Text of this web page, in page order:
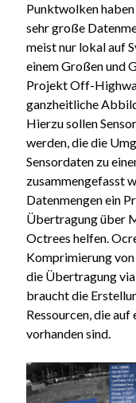
Punktwolken
sehr große
meist nur lokal auf
einem Großen und
Projekt Off-
ganzheitliche
Hierzu sollen
werden, die die
Sensordaten zu
zusammengefasst
Datenmengen ein
Übertragung über
Octrees helfen.
Komprimierung
die Übertragung
braucht die
Ressourcen, die
vorhanden sind.